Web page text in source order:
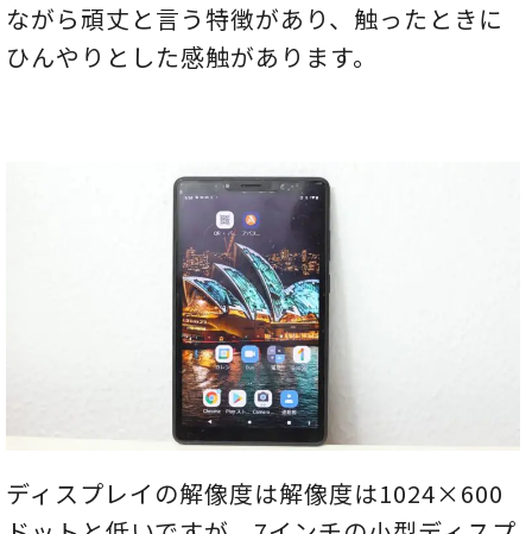
ながら頑丈と言う特徴があり、触ったときに
ひんやりとした感触があります。
ディスプレイの解像度は解像度は1024×600